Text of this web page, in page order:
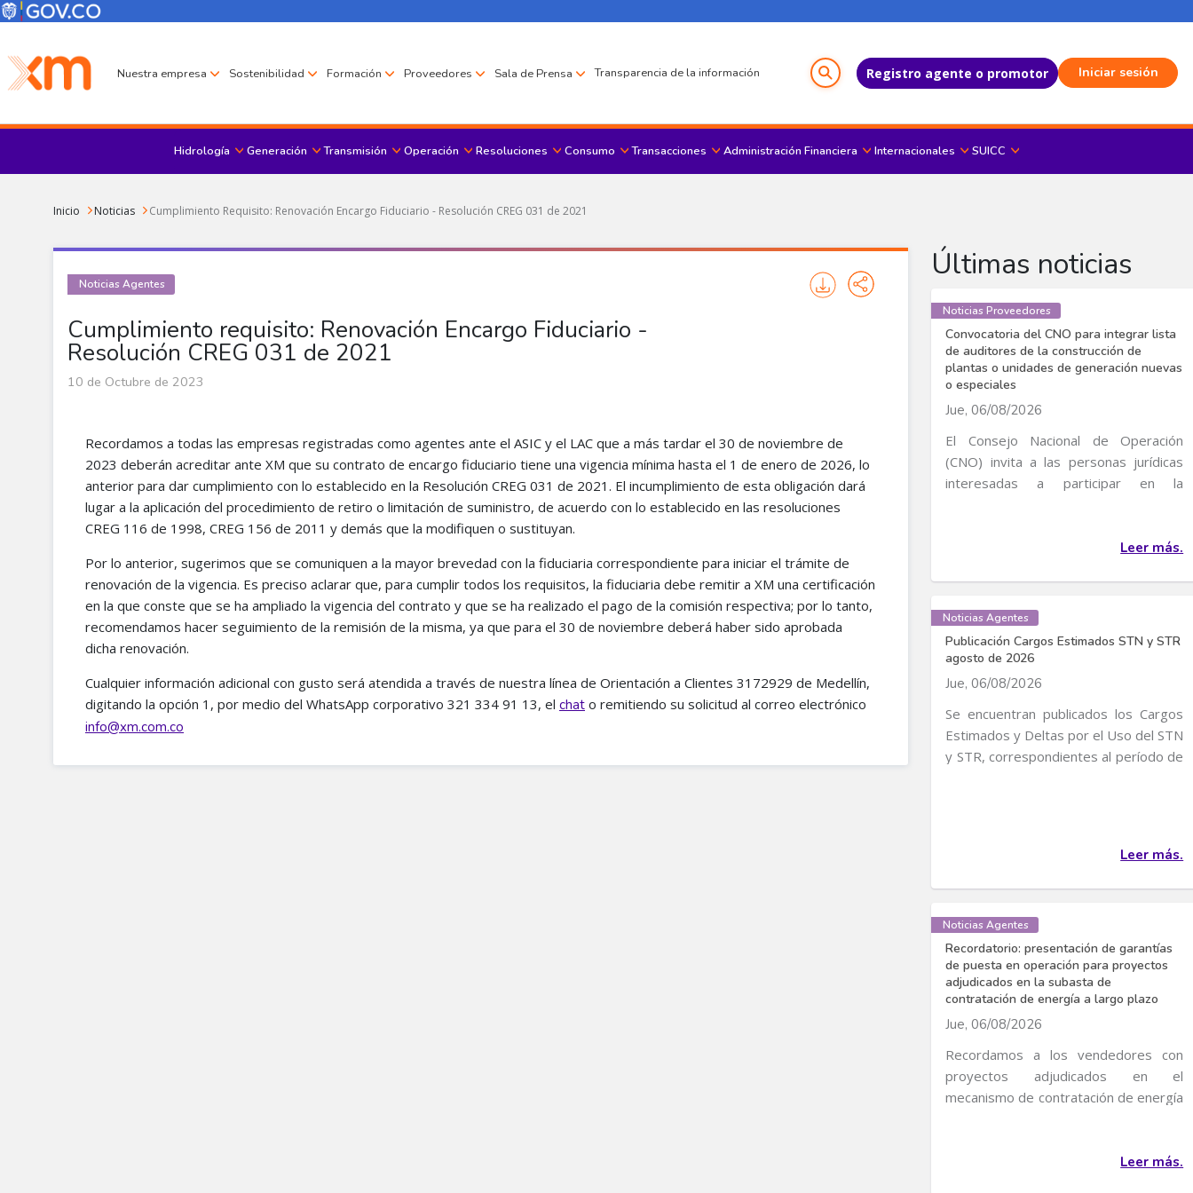
Pasar al contenido principal
Menú Corporativo
Menú de encabezado
Nuestra empresa Sostenibilidad Formación Proveedores Sala de Prensa Transparencia de la información Registro agente o promotor Iniciar sesión
Menu principal
Hidrología Generación Transmisión Operación Resoluciones Consumo Transacciones Administración Financiera Internacionales SUICC
Sobrescribir enlaces de ayuda a la navegación
Inicio Noticias Cumplimiento Requisito: Renovación Encargo Fiduciario - Resolución CREG 031 de 2021
Cumplimiento requisito: Renovación Encargo Fiduciario -
Resolución CREG 031 de 2021
Noticias Agentes
10 de Octubre de 2023
Recordamos a todas las empresas registradas como agentes ante el ASIC y el LAC que a más tardar el 30 de noviembre de
2023 deberán acreditar ante XM que su contrato de encargo fiduciario tiene una vigencia mínima hasta el 1 de enero de 2026, lo
anterior para dar cumplimiento con lo establecido en la Resolución CREG 031 de 2021. El incumplimiento de esta obligación dará
lugar a la aplicación del procedimiento de retiro o limitación de suministro, de acuerdo con lo establecido en las resoluciones
CREG 116 de 1998, CREG 156 de 2011 y demás que la modifiquen o sustituyan.
Por lo anterior, sugerimos que se comuniquen a la mayor brevedad con la fiduciaria correspondiente para iniciar el trámite de
renovación de la vigencia. Es preciso aclarar que, para cumplir todos los requisitos, la fiduciaria debe remitir a XM una certificación
en la que conste que se ha ampliado la vigencia del contrato y que se ha realizado el pago de la comisión respectiva; por lo tanto,
recomendamos hacer seguimiento de la remisión de la misma, ya que para el 30 de noviembre deberá haber sido aprobada
dicha renovación.
Cualquier información adicional con gusto será atendida a través de nuestra línea de Orientación a Clientes 3172929 de Medellín,
digitando la opción 1, por medio del WhatsApp corporativo 321 334 91 13, el chat o remitiendo su solicitud al correo electrónico
info@xm.com.co
Últimas noticias
Noticias Proveedores
Convocatoria del CNO para integrar lista
de auditores de la construcción de
plantas o unidades de generación nuevas
o especiales
Jue, 06/08/2026
El Consejo Nacional de Operación
(CNO) invita a las personas jurídicas
interesadas a participar en la
Leer más.
Noticias Agentes
Publicación Cargos Estimados STN y STR
agosto de 2026
Jue, 06/08/2026
Se encuentran publicados los Cargos
Estimados y Deltas por el Uso del STN
y STR, correspondientes al período de
Leer más.
Noticias Agentes
Recordatorio: presentación de garantías
de puesta en operación para proyectos
adjudicados en la subasta de
contratación de energía a largo plazo
Jue, 06/08/2026
Recordamos a los vendedores con
proyectos adjudicados en el
mecanismo de contratación de energía
Leer más.